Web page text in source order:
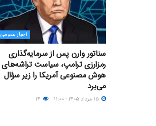
اخبار عمومی
سناتور وارن پس از سرمایه‌گذاری
رمزارزی ترامپ، سیاست تراشه‌های
هوش مصنوعی آمریکا را زیر سؤال
می‌برد